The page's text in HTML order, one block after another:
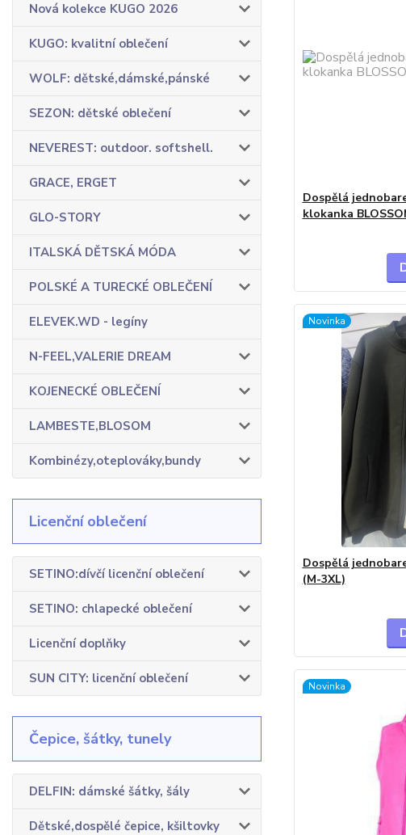
Nová kolekce KUGO 2026
KUGO: kvalitní oblečení
WOLF: dětské,dámské,pánské
SEZON: dětské oblečení
NEVEREST: outdoor. softshell.
GRACE, ERGET
GLO-STORY
ITALSKÁ DĚTSKÁ MÓDA
POLSKÉ A TURECKÉ OBLEČENÍ
ELEVEK.WD - legíny
N-FEEL,VALERIE DREAM
KOJENECKÉ OBLEČENÍ
LAMBESTE,BLOSOM
Kombinézy,oteplováky,bundy
Licenční oblečení
SETINO:dívčí licenční oblečení
SETINO: chlapecké oblečení
Licenční doplňky
SUN CITY: licenční oblečení
Čepice, šátky, tunely
DELFIN: dámské šátky, šály
Dětské,dospělé čepice, kšiltovky
Dospělá
klokanka
Novinka
Dospělá
(M-3XL)
Novinka